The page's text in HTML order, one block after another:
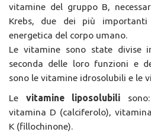
vitamine del gruppo B,
Krebs, due dei più importanti
energetica del corpo umano.
Le vitamine sono state divise
seconda delle loro funzioni e
sono le vitamine idrosolubili e le
Le vitamine liposolubili
vitamina D (calciferolo),
K (fillochinone).